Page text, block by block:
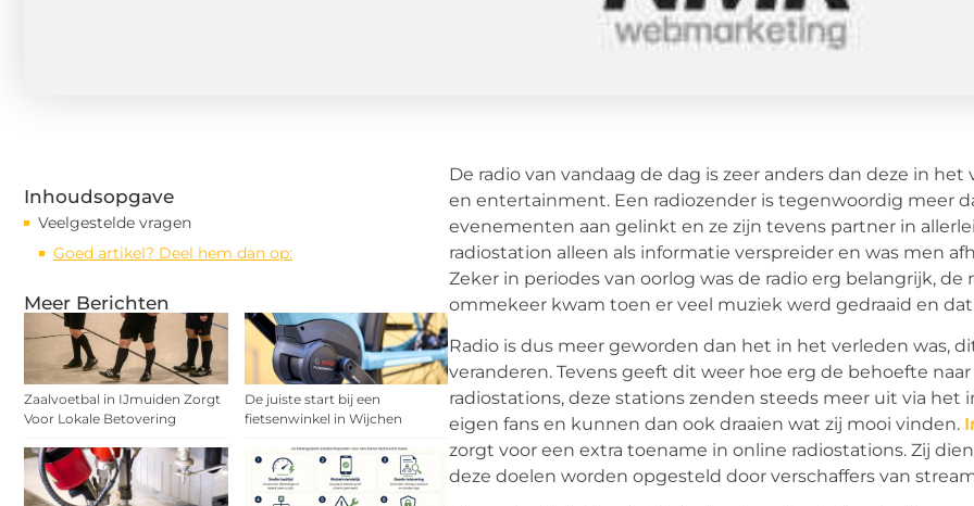
Inhoudsopgave
Veelgestelde vragen
Goed artikel? Deel hem dan op:
Meer Berichten
Zaalvoetbal in IJmuiden Zorgt
Voor Lokale Betovering
De juiste start bij een
fietsenwinkel in Wijchen
De radio van vandaag de dag is zeer anders dan deze in
en entertainment. Een radiozender is tegenwoordig meer
evenementen aan gelinkt en ze zijn tevens partner in
radiostation alleen als informatie verspreider en was men
Zeker in periodes van oorlog was de radio erg belangrijk,
ommekeer kwam toen er veel muziek werd gedraaid en
Radio is dus meer geworden dan het in het verleden was,
veranderen. Tevens geeft dit weer hoe erg de behoefte
radiostations, deze stations zenden steeds meer uit via
eigen fans en kunnen dan ook draaien wat zij mooi vinden.
zorgt voor een extra toename in online radiostations. Zij
deze doelen worden opgesteld door verschaffers van